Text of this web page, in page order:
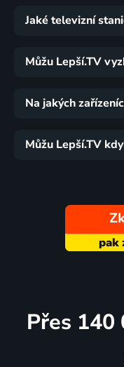
Jaké televizní
Můžu Lepší.TV
Na jakých
Můžu Lepší.TV
Přes 140